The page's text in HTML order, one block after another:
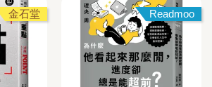
金石堂 Readmoo